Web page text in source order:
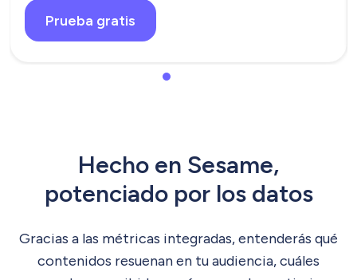
Prueba gratis
Hecho en Sesame,
potenciado por los datos
Gracias a las métricas integradas, entenderás qué
contenidos resuenan en tu audiencia, cuáles